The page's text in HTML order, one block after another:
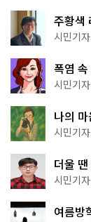
주황색
서울둘
시민기
폭염
무 명소
시민기
나의
상작
시민기
더울
·무더위
시민기
여름방